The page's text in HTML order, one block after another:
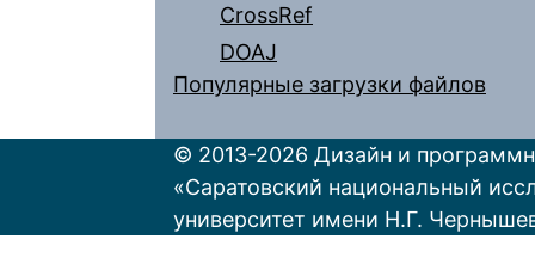
CrossRef
DOAJ
Популярные загрузки файлов
© 2013-2026 Дизайн и
«Саратовский национальный
университет имени Н.Г.